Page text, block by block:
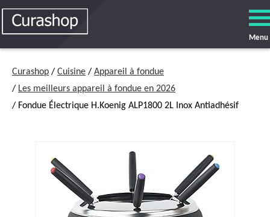
Menu
Curashop / Cuisine / Appareil à fondue
/ Les meilleurs appareil à fondue en 2026
/ Fondue Électrique H.Koenig ALP1800 2L Inox Antiadhésif